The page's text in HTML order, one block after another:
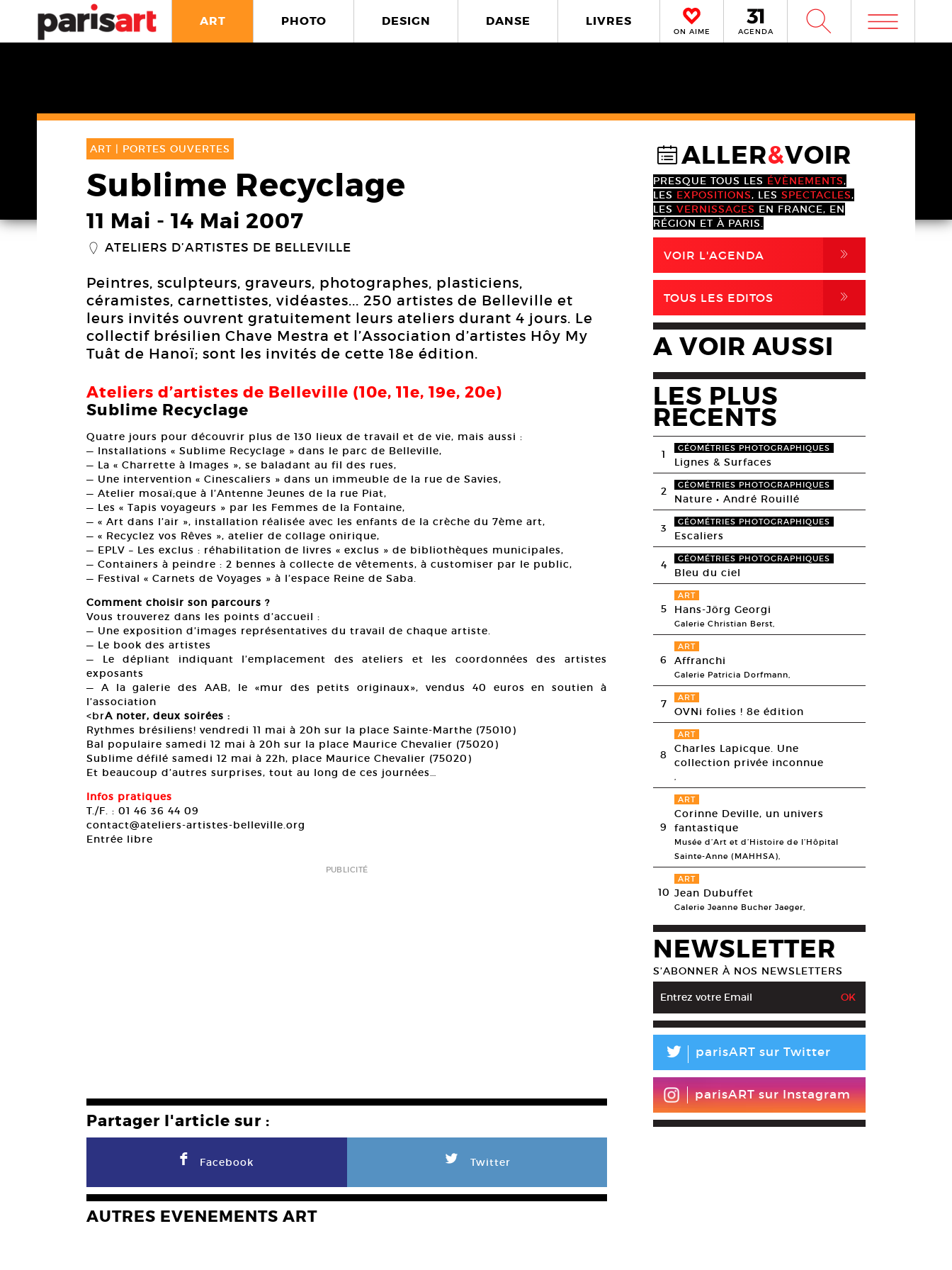
ART PHOTO DESIGN DANSE LIVRES
ON AIME AGENDA W m
ART | PORTES OUVERTES
Sublime Recyclage
11 Mai - 14 Mai 2007
_ ATELIERS D’ARTISTES DE BELLEVILLE
Peintres, sculpteurs, graveurs, photographes, plasticiens,
céramistes, carnettistes, vidéastes... 250 artistes de Belleville et
leurs invités ouvrent gratuitement leurs ateliers durant 4 jours. Le
collectif brésilien Chave Mestra et l’Association d’artistes Hôy My
Tuât de Hanoï; sont les invités de cette 18e édition.
Ateliers d’artistes de Belleville (10e, 11e, 19e, 20e)
Sublime Recyclage
Quatre jours pour découvrir plus de 130 lieux de travail et de vie, mais aussi :
— Installations « Sublime Recyclage » dans le parc de Belleville,
— La « Charrette à Images », se baladant au fil des rues,
— Une intervention « Cinescaliers » dans un immeuble de la rue de Savies,
— Atelier mosaï;que à l’Antenne Jeunes de la rue Piat,
— Les « Tapis voyageurs » par les Femmes de la Fontaine,
— « Art dans l’air », installation réalisée avec les enfants de la crèche du 7ème art,
— « Recyclez vos Rêves », atelier de collage onirique,
— EPLV – Les exclus : réhabilitation de livres « exclus » de bibliothèques municipales,
— Containers à peindre : 2 bennes à collecte de vêtements, à customiser par le public,
— Festival « Carnets de Voyages » à l’espace Reine de Saba.
Comment choisir son parcours ?
Vous trouverez dans les points d’accueil :
— Une exposition d’images représentatives du travail de chaque artiste.
— Le book des artistes
— Le dépliant indiquant l’emplacement des ateliers et les coordonnées des artistes
exposants
— A la galerie des AAB, le «mur des petits originaux», vendus 40 euros en soutien à
l’association
<brA noter, deux soirées :
Rythmes brésiliens! vendredi 11 mai à 20h sur la place Sainte-Marthe (75010)
Bal populaire samedi 12 mai à 20h sur la place Maurice Chevalier (75020)
Sublime défilé samedi 12 mai à 22h, place Maurice Chevalier (75020)
Et beaucoup d’autres surprises, tout au long de ces journées…
Infos pratiques
T./F. : 01 46 36 44 09
contact@ateliers-artistes-belleville.org
Entrée libre
PUBLICITÉ
Partager l'article sur :
F Facebook L Twitter
AUTRES EVENEMENTS ART
@ALLER&VOIR
PRESQUE TOUS LES ÉVÈNEMENTS,
LES EXPOSITIONS, LES SPECTACLES,
LES VERNISSAGES EN FRANCE, EN
RÉGION ET À PARIS.
VOIR L'AGENDA ,
TOUS LES EDITOS ,
A VOIR AUSSI
LES PLUS
RECENTS
1 GÉOMÉTRIES PHOTOGRAPHIQUES
Lignes & Surfaces
2 GÉOMÉTRIES PHOTOGRAPHIQUES
Nature • André Rouillé
3 GÉOMÉTRIES PHOTOGRAPHIQUES
Escaliers
4 GÉOMÉTRIES PHOTOGRAPHIQUES
Bleu du ciel
5
ART
Hans-Jörg Georgi
Galerie Christian Berst,
6
ART
Affranchi
Galerie Patricia Dorfmann,
7 ART
OVNi folies ! 8e édition
8
ART
Charles Lapicque. Une
collection privée inconnue
,
9
ART
Corinne Deville, un univers
fantastique
Musée d’Art et d’Histoire de l’Hôpital
Sainte-Anne (MAHHSA),
10
ART
Jean Dubuffet
Galerie Jeanne Bucher Jaeger,
NEWSLETTER
S’ABONNER À NOS NEWSLETTERS
L parisART sur Twitter
parisART sur Instagram